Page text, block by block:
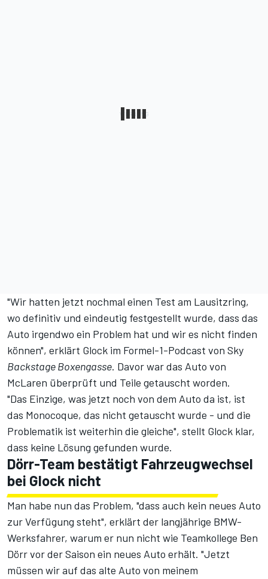
"Wir hatten jetzt nochmal einen Test am Lausitzring,
wo definitiv und eindeutig festgestellt wurde, dass das
Auto irgendwo ein Problem hat und wir es nicht finden
können", erklärt Glock im Formel-1-Podcast von Sky
Backstage Boxengasse. Davor war das Auto von
McLaren überprüft und Teile getauscht worden.
"Das Einzige, was jetzt noch von dem Auto da ist, ist
das Monocoque, das nicht getauscht wurde - und die
Problematik ist weiterhin die gleiche", stellt Glock klar,
dass keine Lösung gefunden wurde.
Dörr-Team bestätigt Fahrzeugwechsel
bei Glock nicht
Man habe nun das Problem, "dass auch kein neues Auto
zur Verfügung steht", erklärt der langjährige BMW-
Werksfahrer, warum er nun nicht wie Teamkollege Ben
Dörr vor der Saison ein neues Auto erhält. "Jetzt
müssen wir auf das alte Auto von meinem